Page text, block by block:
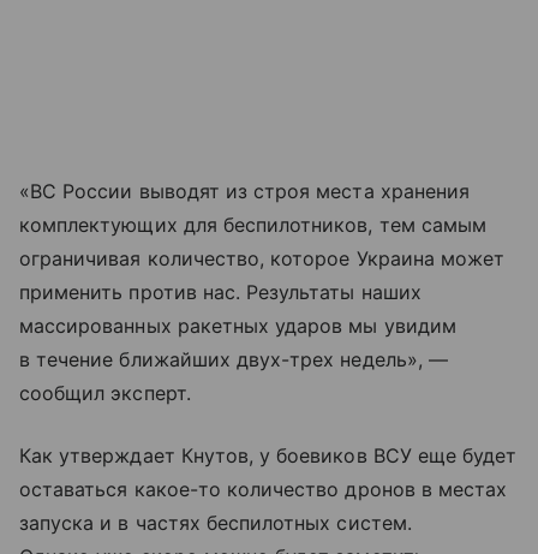
«ВС России выводят из строя места хранения
комплектующих для беспилотников, тем самым
ограничивая количество, которое Украина может
применить против нас. Результаты наших
массированных ракетных ударов мы увидим
в течение ближайших двух-трех недель», —
сообщил эксперт.
Как утверждает Кнутов, у боевиков ВСУ еще будет
оставаться какое-то количество дронов в местах
запуска и в частях беспилотных систем.